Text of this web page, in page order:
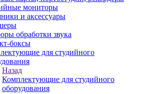
мониторы
и аксессуары
обработки звука
боксы
для студийного
Назад
Комплектующие для студийного
оборудования